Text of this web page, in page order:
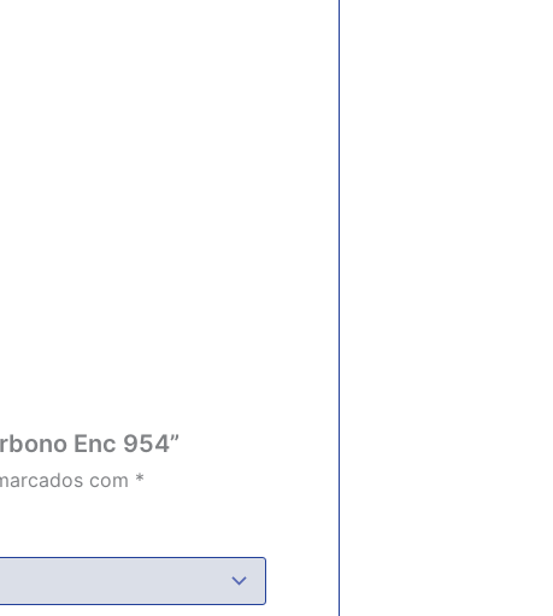
Enc 954”
com *